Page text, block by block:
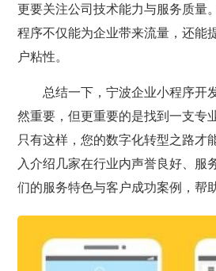
更要关注公司技术能力与服务质量
程序不仅能为企业带来流量，还能
户粘性。
总结一下，宁波企业小程序开
然重要，但更重要的是找到一支专
只有这样，您的数字化转型之路才
入介绍几家在行业内声誉良好、服
们的服务特色与客户成功案例，帮